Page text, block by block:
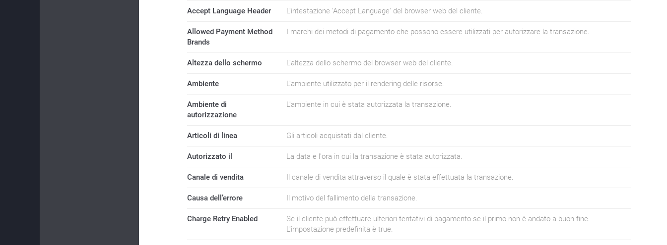
Accept Language Header L'intestazione 'Accept Language' del browser web del cliente.
Allowed Payment Method
Brands
I marchi dei metodi di pagamento che possono essere utilizzati per autorizzare la transazione.
Altezza dello schermo L'altezza dello schermo del browser web del cliente.
Ambiente L'ambiente utilizzato per il rendering delle risorse.
Ambiente di
autorizzazione
L'ambiente in cui è stata autorizzata la transazione.
Articoli di linea Gli articoli acquistati dal cliente.
Autorizzato il La data e l'ora in cui la transazione è stata autorizzata.
Canale di vendita Il canale di vendita attraverso il quale è stata effettuata la transazione.
Causa dell’errore Il motivo del fallimento della transazione.
Charge Retry Enabled
Se il cliente può effettuare ulteriori tentativi di pagamento se il primo non è andato a buon fine.
L'impostazione predefinita è true.